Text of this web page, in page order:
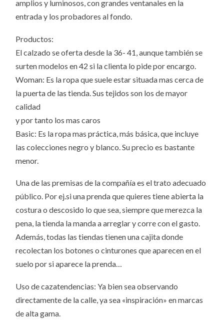
amplios y luminosos, con grandes ventanales en la
entrada y los probadores al fondo.
Productos:
El calzado se oferta desde la 36- 41, aunque también se
surten modelos en 42 si la clienta lo pide por encargo.
Woman: Es la ropa que suele estar situada mas cerca de
la puerta de las tienda. Sus tejidos son los de mayor
calidad
y por tanto los mas caros
Basic: Es la ropa mas práctica, más básica, que incluye
las colecciones negro y blanco. Su precio es bastante
menor.
Una de las premisas de la compañía es el trato adecuado
público. Por ej.si una prenda que quieres tiene abierta la
costura o descosido lo que sea, siempre que merezca la
pena, la tienda la manda a arreglar y corre con el gasto.
Además, todas las tiendas tienen una cajita donde
recolectan los botones o cinturones que aparecen en el
suelo por si aparece la prenda…
Uso de cazatendencias: Ya bien sea observando
directamente de la calle, ya sea «inspiración» en marcas
de alta gama.